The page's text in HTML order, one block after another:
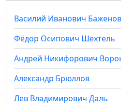
Василий Иванович Баженов
Фёдор Осипович Шехтель
Андрей Никифорович
Александр Брюллов
Лев Владимирович Даль